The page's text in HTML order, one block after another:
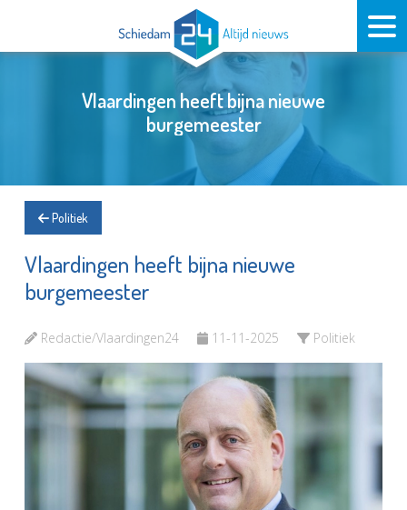
Vlaardingen heeft bijna nieuwe
burgemeester
Politiek
Vlaardingen heeft bijna nieuwe
burgemeester
Redactie/Vlaardingen24 11-11-2025 Politiek